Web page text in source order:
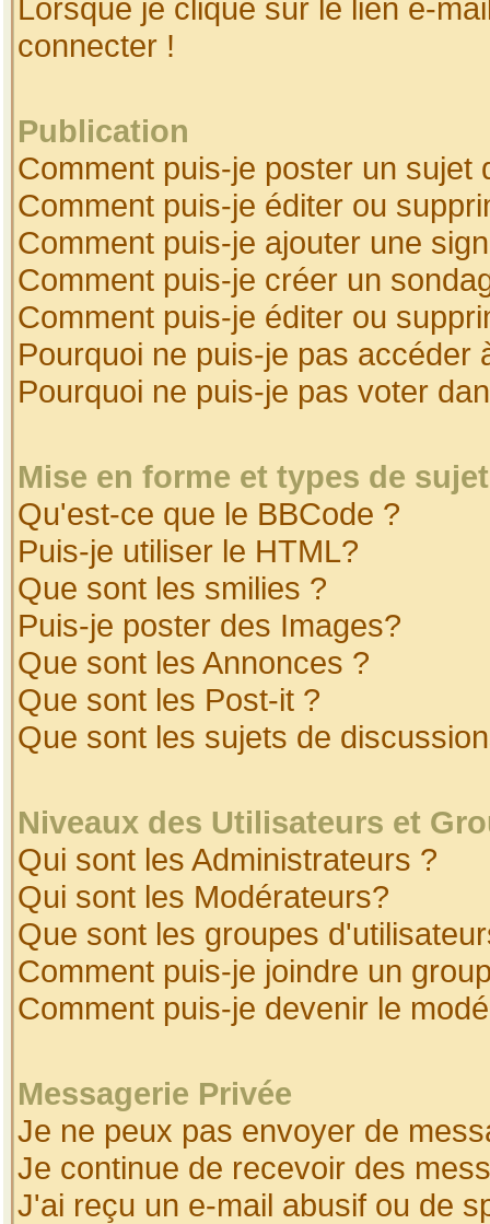
Lorsque je clique sur le lien e-
connecter !
Publication
Comment puis-je poster un sujet
Comment puis-je éditer ou
Comment puis-je ajouter une
Comment puis-je créer un
Comment puis-je éditer ou
Pourquoi ne puis-je pas accéder
Pourquoi ne puis-je pas voter
Mise en forme et types de
Qu'est-ce que le BBCode ?
Puis-je utiliser le HTML?
Que sont les smilies ?
Puis-je poster des Images?
Que sont les Annonces ?
Que sont les Post-it ?
Que sont les sujets de
Niveaux des Utilisateurs et
Qui sont les Administrateurs ?
Qui sont les Modérateurs?
Que sont les groupes
Comment puis-je joindre un
Comment puis-je devenir le
Messagerie Privée
Je ne peux pas envoyer de
Je continue de recevoir des
J'ai reçu un e-mail abusif ou de